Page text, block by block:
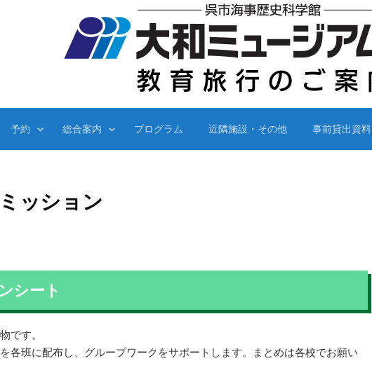
予約 総合案内 プログラム 近隣施設・その他 事前貸出資料
ッション
シート
です。
各班に配布し、グループワークをサポートします。まとめは各校でお願い